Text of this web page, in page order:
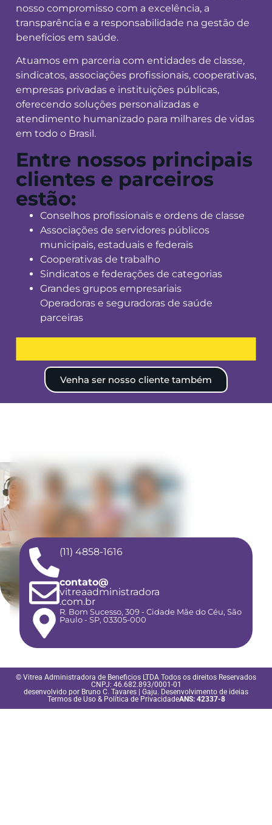
nosso compromisso com a excelência, a
transparência e a responsabilidade na gestão de
benefícios em saúde.
Atuamos em parceria com entidades de classe,
sindicatos, associações profissionais, cooperativas,
empresas privadas e instituições públicas,
oferecendo soluções personalizadas e
atendimento humanizado para milhares de vidas
em todo o Brasil.
Entre nossos principais
clientes e parceiros
estão:
Conselhos profissionais e ordens de classe
Associações de servidores públicos
municipais, estaduais e federais
Cooperativas de trabalho
Sindicatos e federações de categorias
Grandes grupos empresariais
Operadoras e seguradoras de saúde
parceiras
Venha ser nosso cliente também
(11) 4858-1616
contato@
vitreaadministradora
.com.br
R. Bom Sucesso, 309 - Cidade Mãe do Céu, São
Paulo - SP, 03305-000
© Vitrea Administradora de Beneficios LTDA Todos os direitos Reservados
CNPJ: 46.682.893/0001-01
desenvolvido por Bruno C. Tavares | Gaju. Desenvolvimento de ideias
Termos de Uso & Política de PrivacidadeANS: 42337-8